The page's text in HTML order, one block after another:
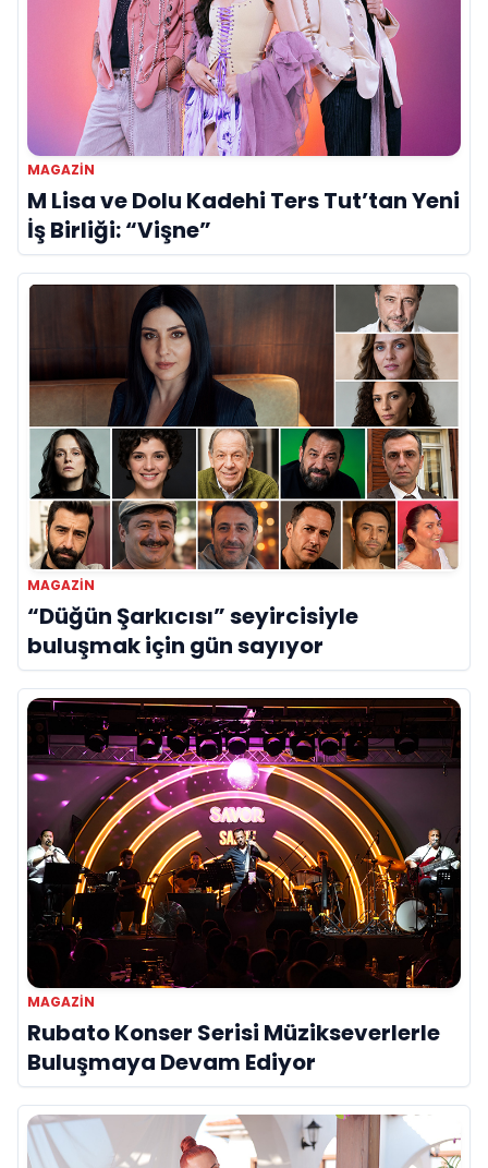
MAGAZİN
M Lisa ve Dolu Kadehi Ters Tut’tan Yeni
İş Birliği: “Vişne”
MAGAZİN
“Düğün Şarkıcısı” seyircisiyle
buluşmak için gün sayıyor
MAGAZİN
Rubato Konser Serisi Müzikseverlerle
Buluşmaya Devam Ediyor